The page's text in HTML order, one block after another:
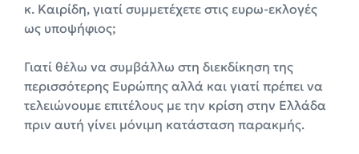
κ. Καιρίδη, γιατί συμμετέχετε στις ευρω-εκλογές
ως υποψήφιος;
Γιατί θέλω να συμβάλλω στη διεκδίκηση της
περισσότερης Ευρώπης αλλά και γιατί πρέπει να
τελειώνουμε επιτέλους με την κρίση στην Ελλάδα
πριν αυτή γίνει μόνιμη κατάσταση παρακμής.